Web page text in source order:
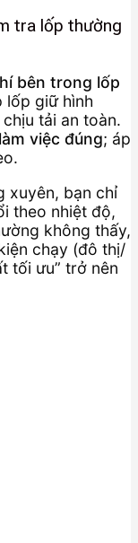
tra lốp thường
bên trong lốp
lốp giữ hình
tải an toàn.
việc đúng; áp
xuyên, bạn chỉ
theo nhiệt độ,
không thấy,
chạy (đô thị/
tối ưu” trở nên